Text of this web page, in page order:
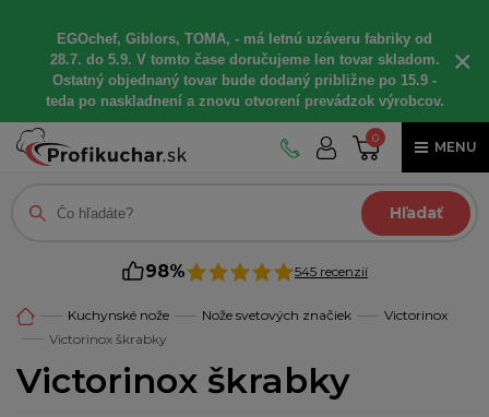
EGOchef, Giblors, TOMA, - má letnú uzáveru fabriky od
28.7. do 5.9. V tomto čase doručujeme len tovar skladom.
Ostatný objednaný tovar bude dodaný približne po 15.9 -
teda po naskladnení a znovu otvorení prevádzok výrobcov.
×
0
MENU
Hľadať
98% 545 recenzií
Kuchynské nože Nože svetových značiek
Victorinox
Victorinox škrabky
Victorinox škrabky